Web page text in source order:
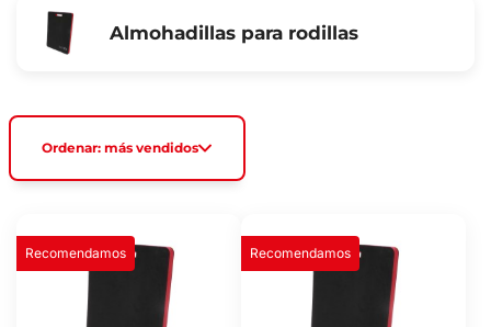
Almohadillas para rodillas
Ordenar: más vendidos
Recomendamos Recomendamos